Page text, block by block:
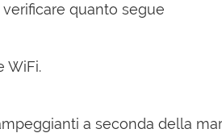
quanto segue
WiFi.
a seconda della